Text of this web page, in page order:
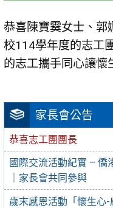
家長會公告
恭喜志工團團長
國際交流活動紀實 – 僑
｜家長會共同參與
歲末感恩活動「懷生心
恭喜陳寶霙女士、郭
校114學年度的志工
的志工攜手同心讓懷